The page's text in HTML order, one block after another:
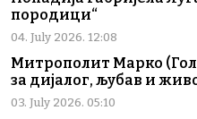
породици“
04. July 2026. 12:08
Митрополит Марко
за дијалог, љубав и
03. July 2026. 05:10